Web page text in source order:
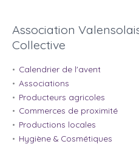
Association
Collective
Calendrier de l'avent
Associations
Producteurs agricoles
Commerces de proximité
Productions locales
Hygiène & Cosmétiques